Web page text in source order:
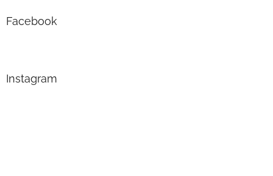
Facebook
Instagram